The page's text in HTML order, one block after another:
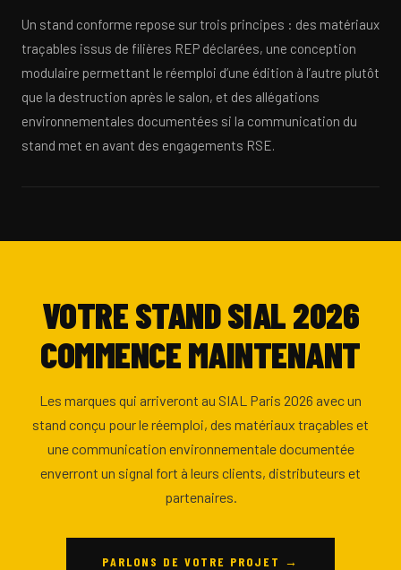
Un stand conforme repose sur trois principes : des matériaux
traçables issus de filières REP déclarées, une conception
modulaire permettant le réemploi d’une édition à l’autre plutôt
que la destruction après le salon, et des allégations
environnementales documentées si la communication du
stand met en avant des engagements RSE.
VOTRE STAND SIAL 2026
COMMENCE MAINTENANT
Les marques qui arriveront au SIAL Paris 2026 avec un
stand conçu pour le réemploi, des matériaux traçables et
une communication environnementale documentée
enverront un signal fort à leurs clients, distributeurs et
partenaires.
PARLONS DE VOTRE PROJET →